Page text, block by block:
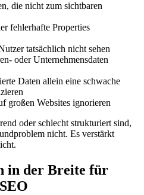
die nicht zum sichtbaren
fehlerhafte Properties
tatsächlich nicht sehen
oder Unternehmensdaten
Daten allein eine schwache
großen Websites ignorieren
oder schlecht strukturiert sind,
nicht. Es verstärkt
in der Breite für